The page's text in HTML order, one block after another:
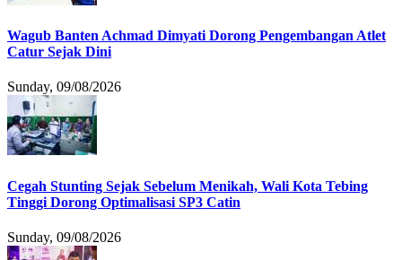
Wagub Banten Achmad Dimyati Dorong Pengembangan Atlet
Catur Sejak Dini
Sunday, 09/08/2026
Cegah Stunting Sejak Sebelum Menikah, Wali Kota Tebing
Tinggi Dorong Optimalisasi SP3 Catin
Sunday, 09/08/2026